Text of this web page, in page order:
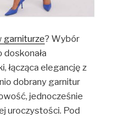
garniturze? Wybór
łącząca elegancję z
dobrany garnitur
jednocześnie
uroczystości. Pod